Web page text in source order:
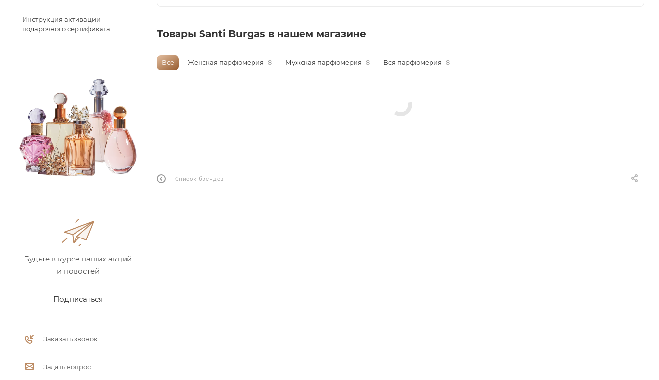
Товары Santi Burgas в нашем магазине
Все Женская парфюмерия 8 Мужская парфюмерия 8 Вся парфюмерия 8
Список брендов
Инструкция активации
подарочного сертификата
Будьте в курсе наших акций
и новостей
Подписаться
Заказать звонок
Задать вопрос